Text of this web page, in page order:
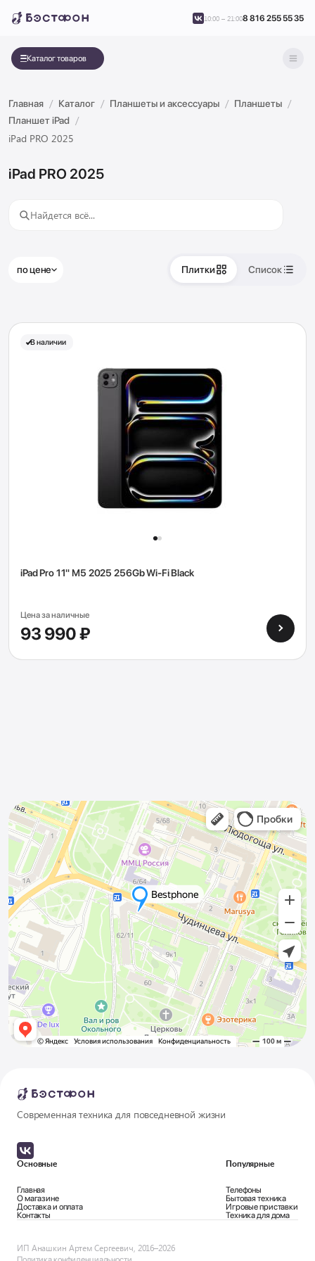
Каталог товаров
10:00 – 21:008 816 255 55 35
Главная Каталог Планшеты и аксессуары
Планшеты
Планшет iPad
iPad PRO 2025
iPad PRO 2025
по цене Плитки Список
В наличии
iPad Pro 11" M5 2025 256Gb Wi-Fi Black
Цена за наличные
93 990 ₽
Современная техника для повседневной жизни
Основные
Главная
О магазине
Доставка и оплата
Контакты
Популярные
Телефоны
Бытовая техника
Игровые приставки
Техника для дома
ИП Анашкин Артем Сергеевич, 2016–2026